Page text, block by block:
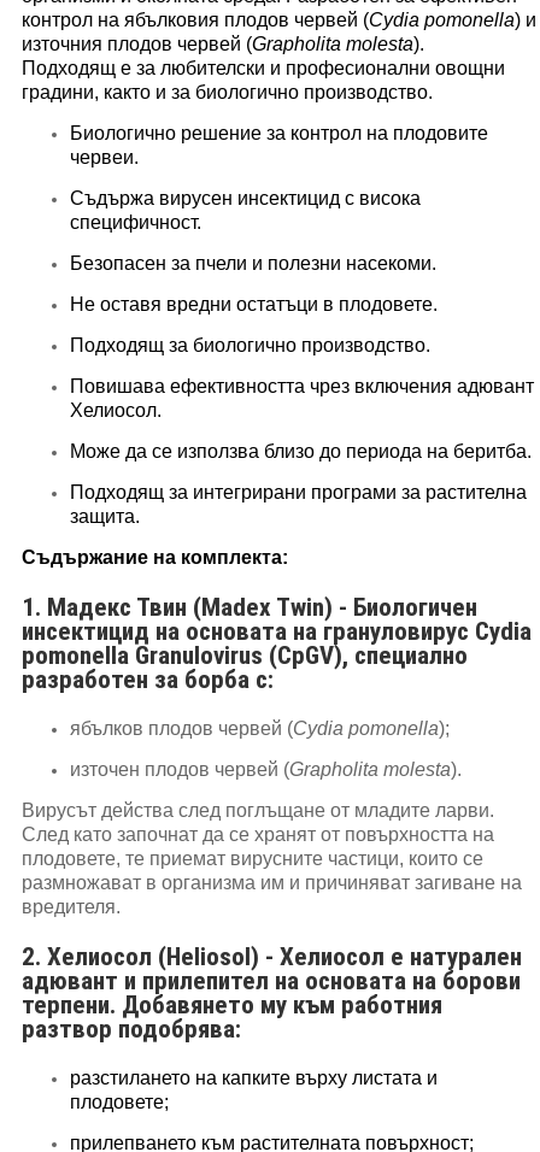
контрол на ябълковия плодов червей (Cydia pomonella) и
източния плодов червей (Grapholita molesta).
Подходящ е за любителски и професионални овощни
градини, както и за биологично производство.
Биологично решение за контрол на плодовите
червеи.
Съдържа вирусен инсектицид с висока
специфичност.
Безопасен за пчели и полезни насекоми.
Не оставя вредни остатъци в плодовете.
Подходящ за биологично производство.
Повишава ефективността чрез включения адювант
Хелиосол.
Може да се използва близо до периода на беритба.
Подходящ за интегрирани програми за растителна
защита.
Съдържание на комплекта:
1. Мадекс Твин (Madex Twin) - Биологичен
инсектицид на основата на грануловирус Cydia
pomonella Granulovirus (CpGV), специално
разработен за борба с:
ябълков плодов червей (Cydia pomonella);
източен плодов червей (Grapholita molesta).
Вирусът действа след поглъщане от младите ларви.
След като започнат да се хранят от повърхността на
плодовете, те приемат вирусните частици, които се
размножават в организма им и причиняват загиване на
вредителя.
2. Хелиосол (Heliosol) - Хелиосол е натурален
адювант и прилепител на основата на борови
терпени. Добавянето му към работния
разтвор подобрява:
разстилането на капките върху листата и
плодовете;
прилепването към растителната повърхност;